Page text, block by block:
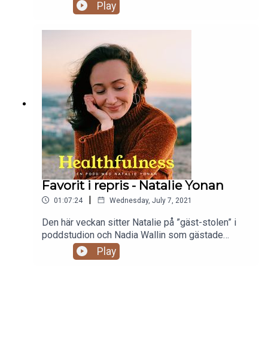
kejsarsnittsnormen, tidsbristen i vårt moderna
samhälle, barnens naturliga självbevarelsedrift
Play
Favorit i repris - Natalie Yonan
01:07:24 | Wednesday, July 7, 2021
Den här veckan sitter Natalie på ”gäst-stolen” i
poddstudion och Nadia Wallin som gästade
avsnitt 19 leder samtalet. De pratar i det här
avsnittet om funktionen med att känna frustration
Play